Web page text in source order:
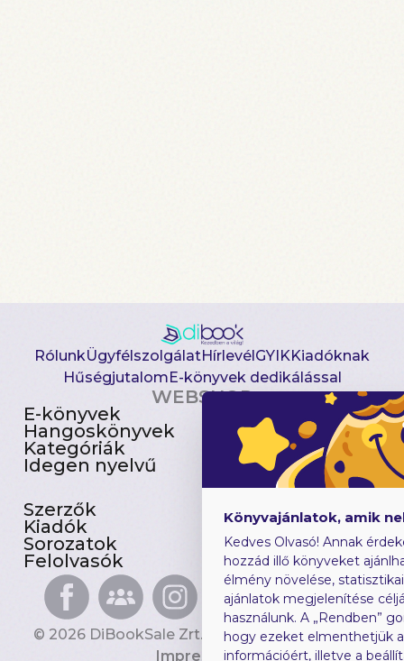
RólunkÜgyfélszolgálatHírlevélGYIKKiadóknak
HűségjutalomE-könyvek dedikálással
WEBSHOP
E-könyvek
Hangoskönyvek
Kategóriák
Idegen nyelvű
Csomagajánlatok
Akciósak
Előjegyezhetők
Újdonságok
Szerzők
Kiadók
Sorozatok
Felolvasók
Gyerekkönyvek
Heti toplista
Ajándékutalvány
Blog
© 2026 DiBookSale Zrt. Minden jog fenntartva.
Impresszum
Könyvajánlatok, amik
Kedves Olvasó! Annak
hozzád illő könyveket
élmény növelése,
ajánlatok megjelenítése
használunk. A „Rendben”
hogy ezeket elmenthetjük
információért, illetve a